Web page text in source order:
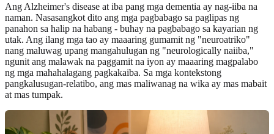
Ang Alzheimer's disease at iba pang mga dementia ay nag-iiba na
naman. Nasasangkot dito ang mga pagbabago sa paglipas ng
panahon sa halip na habang - buhay na pagbabago sa kayarian ng
utak. Ang ilang mga tao ay maaaring gumamit ng "neuroatriko"
nang maluwag upang mangahulugan ng "neurologically naiiba,"
ngunit ang malawak na paggamit na iyon ay maaaring magpalabo
ng mga mahahalagang pagkakaiba. Sa mga kontekstong
pangkalusugan-relatibo, ang mas maliwanag na wika ay mas mabait
at mas tumpak.